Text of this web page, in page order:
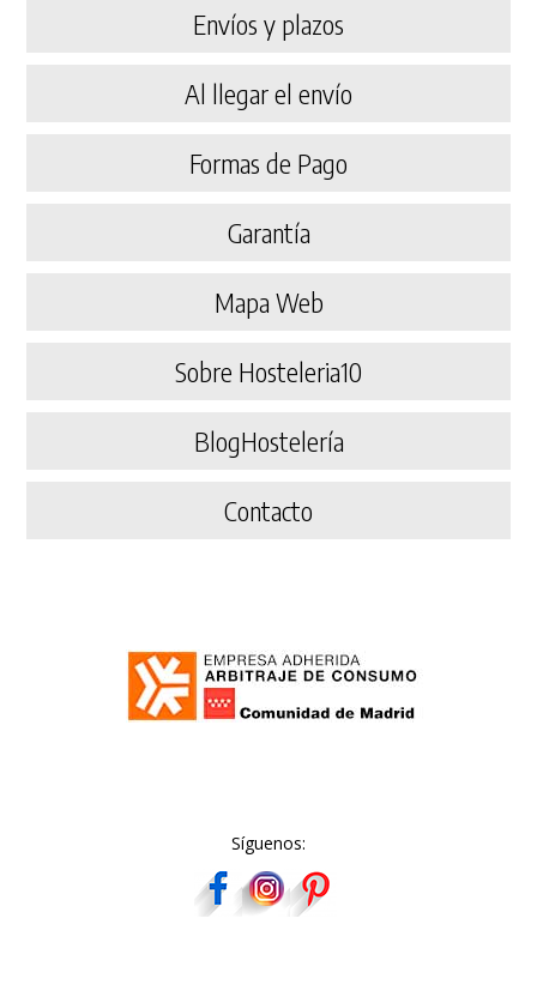
Envíos y plazos
Al llegar el envío
Formas de Pago
Garantía
Mapa Web
Sobre Hosteleria10
BlogHostelería
Contacto
Síguenos: